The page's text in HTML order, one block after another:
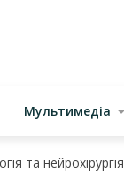
Мультимедіа
та нейрохірургія